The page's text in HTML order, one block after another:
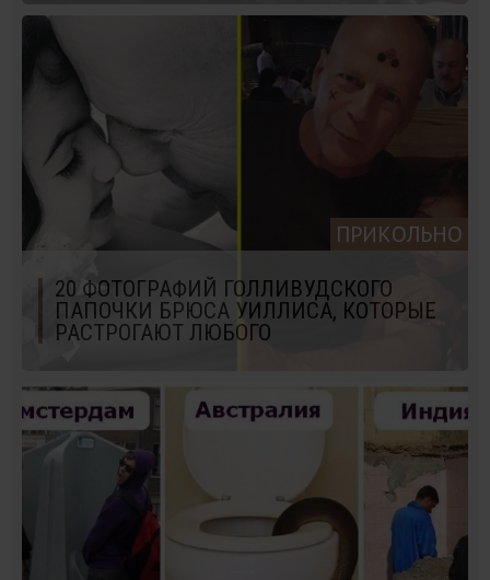
ПРИКОЛЬНО
20 ФОТОГРАФИЙ ГОЛЛИВУДСКОГО
ПАПОЧКИ БРЮСА УИЛЛИСА, КОТОРЫЕ
РАСТРОГАЮТ ЛЮБОГО